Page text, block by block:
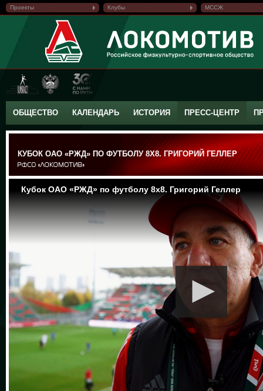
Проекты Клубы МССЖ
ОБЩЕСТВО КАЛЕНДАРЬ ИСТОРИЯ ПРЕСС-ЦЕНТР
КУБОК ОАО «РЖД» ПО ФУТБОЛУ 8Х8. ГРИГОРИЙ ГЕЛЛЕР